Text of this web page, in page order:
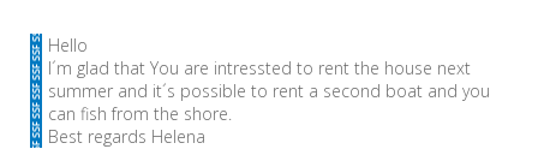
Hello
I´m glad that You are intressted to rent the house next
summer and it´s possible to rent a second boat and you
can fish from the shore.
Best regards Helena